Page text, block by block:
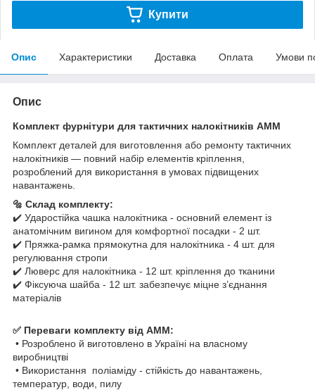
Купити
Опис Характеристики Доставка Оплата Умови
Опис
Комплект фурнітури для тактичних налокітників AMM
Комплект деталей для виготовлення або ремонту тактичних
налокітників — повний набір елементів кріплення,
розроблений для використання в умовах підвищених
навантажень.
🔩 Склад комплекту:
✔️ Ударостійка чашка налокітника - основний елемент із
анатомічним вигином для комфортної посадки - 2 шт.
✔️ Пряжка-рамка прямокутна для налокітника - 4 шт. для
регулювання стропи
✔️ Люверс для налокітника - 12 шт. кріплення до тканини
✔️ Фіксуюча шайба - 12 шт. забезпечує міцне з’єднання
матеріалів
✅ Переваги комплекту від AMM:
• Розроблено й виготовлено в Україні на власному
виробництві
• Використання поліаміду - стійкість до навантажень,
температур, води, пилу